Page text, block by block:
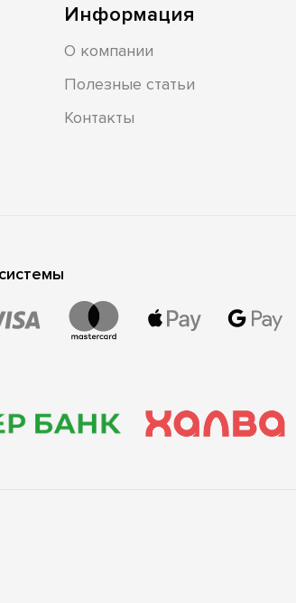
Информация
О компании
Полезные статьи
Контакты